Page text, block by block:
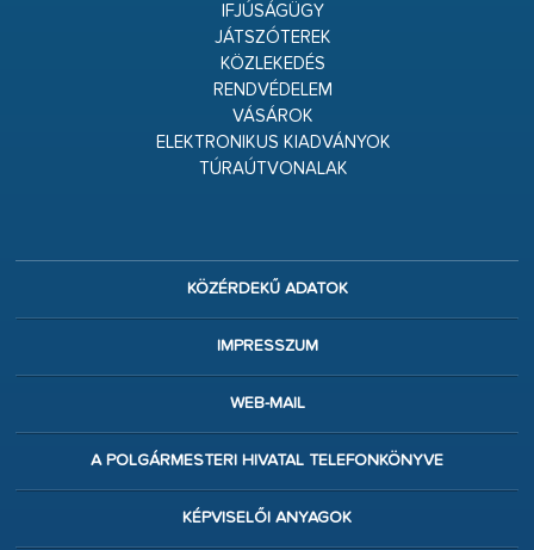
IFJÚSÁGÜGY
JÁTSZÓTEREK
KÖZLEKEDÉS
RENDVÉDELEM
VÁSÁROK
ELEKTRONIKUS KIADVÁNYOK
TÚRAÚTVONALAK
KÖZÉRDEKŰ ADATOK
IMPRESSZUM
WEB-MAIL
A POLGÁRMESTERI HIVATAL TELEFONKÖNYVE
KÉPVISELŐI ANYAGOK